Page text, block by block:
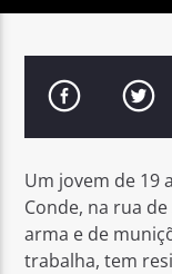
SETEMBRO
Um jovem de 19
Conde, na rua
arma e de
trabalha, tem